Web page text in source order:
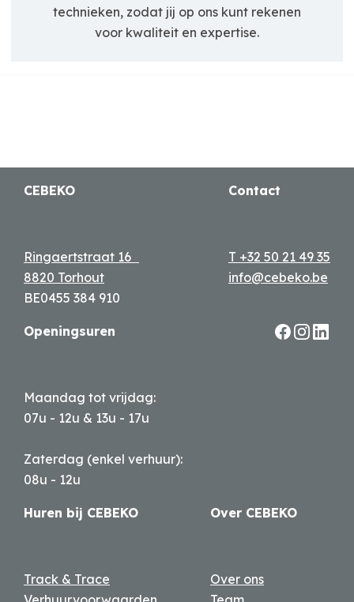
technieken, zodat jij op ons kunt rekenen
voor kwaliteit en expertise.
CEBEKO
Ringaertstraat 16
8820 Torhout
BE0455 384 910
Contact
T +32 50 21 49 35
info@cebeko.be
Openingsuren
Maandag tot vrijdag:
07u - 12u & 13u - 17u
Zaterdag (enkel verhuur):
08u - 12u
Huren bij CEBEKO
Track & Trace
Over CEBEKO
Over ons